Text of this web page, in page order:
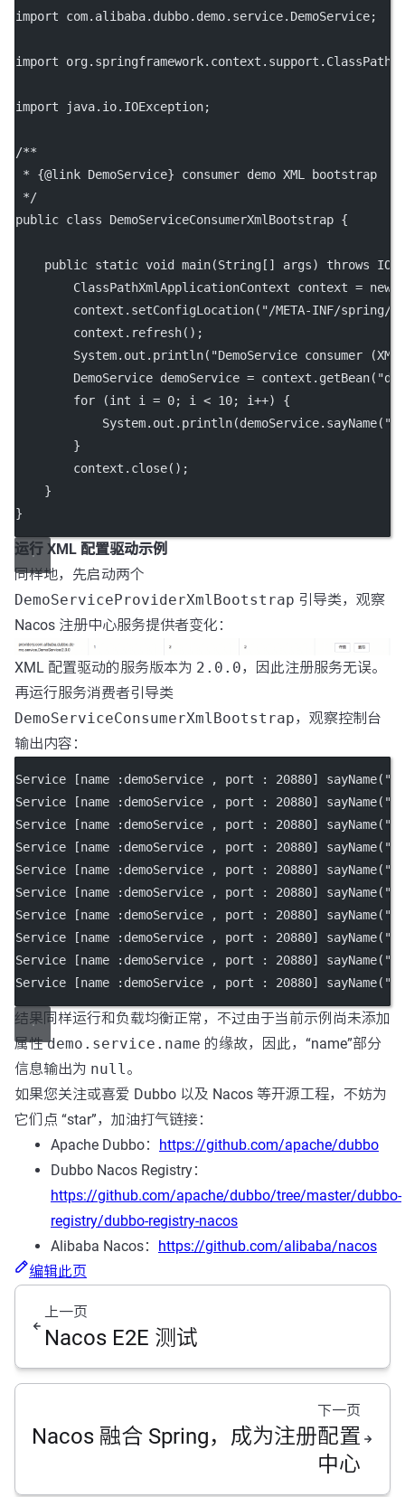
import com.alibaba.dubbo.demo.service.DemoService;
import
import java.io.IOException;
/**
* {@link DemoService} consumer demo XML bootstrap
*/
public class DemoServiceConsumerXmlBootstrap {
public static void main(String [] args) throws
        ClassPathXmlApplicationContext context
= new
        context.
setConfigLocation( "/META-INF/spring/
        context.
refresh();
        System.out.
println( "DemoService consumer
        DemoService demoService
= context. getBean(
for (int i = 0; i < 10; i++) {
            System.out.
println(demoService. sayName(
        }
        context.
close();
    }
}
运行 XML 配置驱动示例
同样地，先启动两个
DemoServiceProviderXmlBootstrap 引导类，观察
Nacos 注册中心服务提供者变化：
XML 配置驱动的服务版本为 2.0.0，因此注册服务无误。
再运行服务消费者引导类
DemoServiceConsumerXmlBootstrap，观察控制台
输出内容：
Service [name :demoService , port : 20880]
Service [name :demoService , port : 20880]
Service [name :demoService , port : 20880]
Service [name :demoService , port : 20880]
Service [name :demoService , port : 20880]
Service [name :demoService , port : 20880]
Service [name :demoService , port : 20880]
Service [name :demoService , port : 20880]
Service [name :demoService , port : 20880]
Service [name :demoService , port : 20880]
结果同样运行和负载均衡正常，不过由于当前示例尚未添加
属性demo.service.name 的缘故，因此，“name”部分
信息输出为 null。
如果您关注或喜爱 Dubbo 以及 Nacos 等开源工程，不妨为
它们点 “star”，加油打气链接：
Apache Dubbo： https://github.com/apache/dubbo
Dubbo Nacos Registry：
https://github.com/apache/dubbo/tree/master/dubbo-
registry/dubbo-registry-nacos
Alibaba Nacos： https://github.com/alibaba/nacos
编辑此页
上一页
Nacos E2E 测试
下一页
Nacos 融合 Spring，成为注册配置
中心